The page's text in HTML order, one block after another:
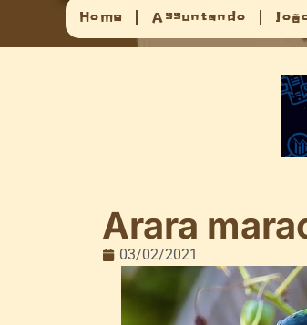
Home Assuntando
Arara
03/02/2021